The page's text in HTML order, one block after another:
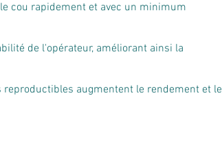
cou rapidement et avec un minimum
de l'opérateur, améliorant ainsi la
augmentent le rendement et le